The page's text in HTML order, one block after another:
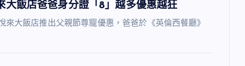
大飯店爸爸身分證「8」越多優惠越狂
大飯店推出父親節尊寵優惠，爸爸於《英倫西餐廳》